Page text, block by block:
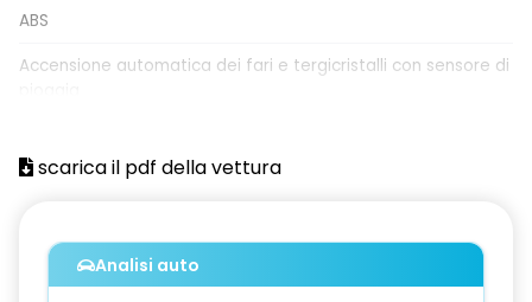
ABS
Accensione automatica dei fari e tergicristalli con sensore di
Airbag frontale passeggero (Disattivabile)
Airbag laterali a tendina posteriori
scarica il pdf della vettura
Analisi auto